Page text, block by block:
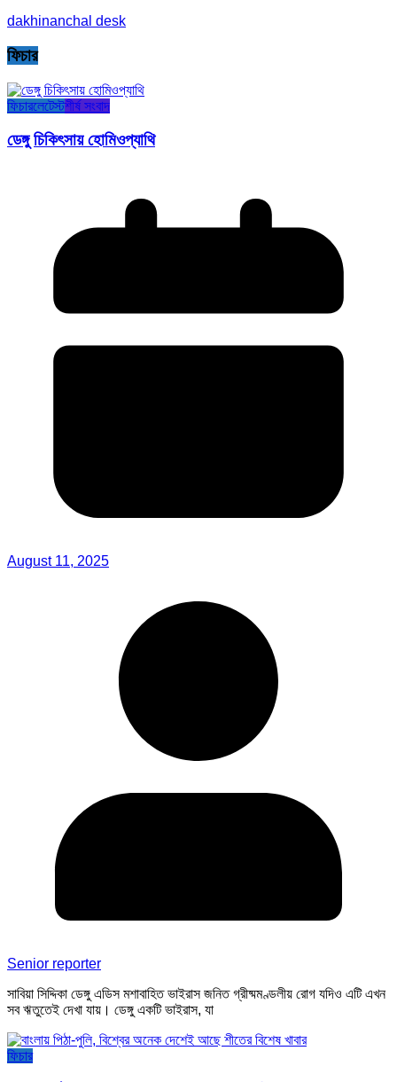
dakhinanchal desk
ফিচার
ফিচারলেটেস্টশীর্ষ সংবাদ
ডেঙ্গু চিকিৎসায় হোমিওপ্যাথি
August 11, 2025
Senior reporter
সাবিয়া সিদ্দিকা ডেঙ্গু এডিস মশাবাহিত ভাইরাস জনিত গ্রীষ্মমণ্ডলীয় রোগ যদিও এটি এখন
সব ঋতুতেই দেখা যায়। ডেঙ্গু একটি ভাইরাস, যা
ফিচার